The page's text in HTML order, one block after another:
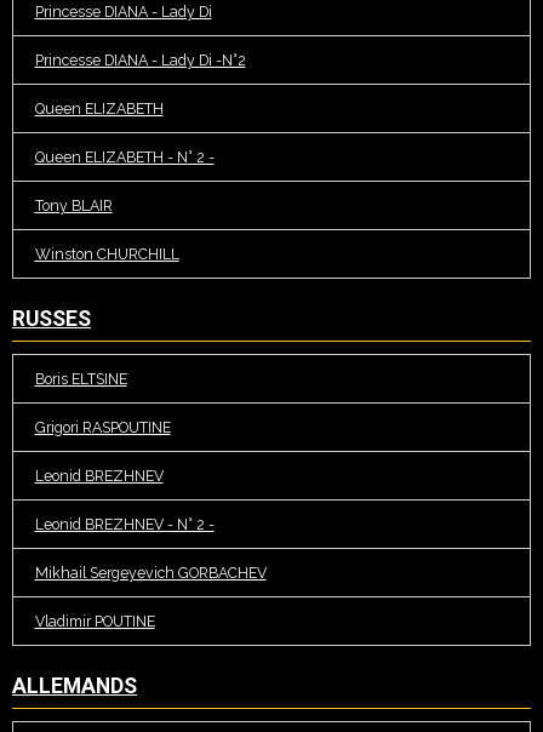
Princesse DIANA - Lady Di
Princesse DIANA - Lady Di -N°2
Queen ELIZABETH
Queen ELIZABETH - N° 2 -
Tony BLAIR
Winston CHURCHILL
RUSSES
Boris ELTSINE
Grigori RASPOUTINE
Leonid BREZHNEV
Leonid BREZHNEV - N° 2 -
Mikhail Sergeyevich GORBACHEV
Vladimir POUTINE
ALLEMANDS